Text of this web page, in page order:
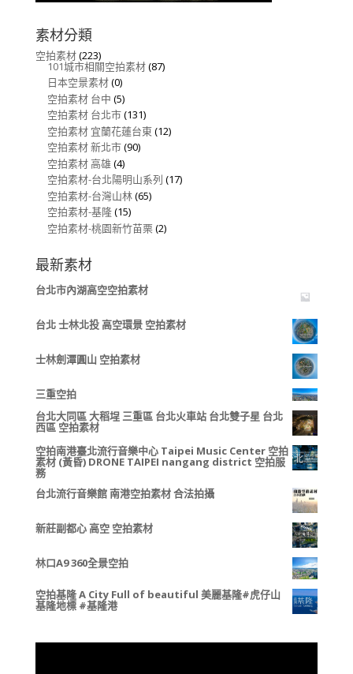
素材分類
空拍素材(223)
101城市相關空拍素材(87)
日本空景素材(0)
空拍素材 台中 (5)
空拍素材 台北市(131)
空拍素材 宜蘭花蓮台東(12)
空拍素材 新北市(90)
空拍素材 高雄 (4)
空拍素材-台北陽明山系列 (17)
空拍素材-台灣山林(65)
空拍素材-基隆(15)
空拍素材-桃園新竹苗栗(2)
最新素材
台北市內湖高空空拍素材
台北 士林北投 高空環景 空拍素材
士林劍潭圓山 空拍素材
三重空拍
台北大同區 大稻埕 三重區 台北火車站 台北雙子星 台北
西區 空拍素材
空拍南港臺北流行音樂中心 Taipei Music Center 空拍
素材 (黃昏) DRONE TAIPEI nangang district 空拍服
務
台北流行音樂館 南港空拍素材 合法拍攝
新莊副都心 高空 空拍素材
林口A9 360全景空拍
空拍基隆 A City Full of beautiful 美麗基隆#虎仔山
基隆地標 #基隆港